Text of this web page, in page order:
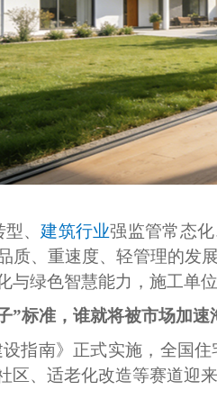
型、建筑行业强监管常态
质、重速度、轻管理的发
与绿色智慧能力，施工单
”标准，谁就将被市场加速
设指南》正式实施，全国
区、适老化改造等赛道迎来